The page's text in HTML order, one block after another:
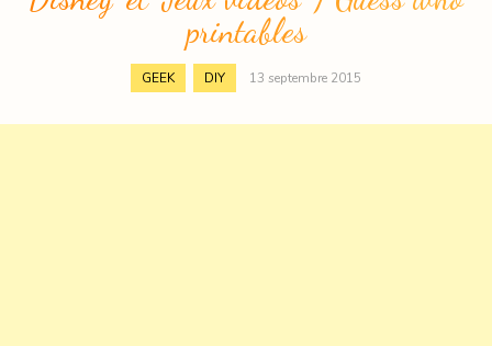
DIY
printables
GEEK DIY 13 septembre 2015